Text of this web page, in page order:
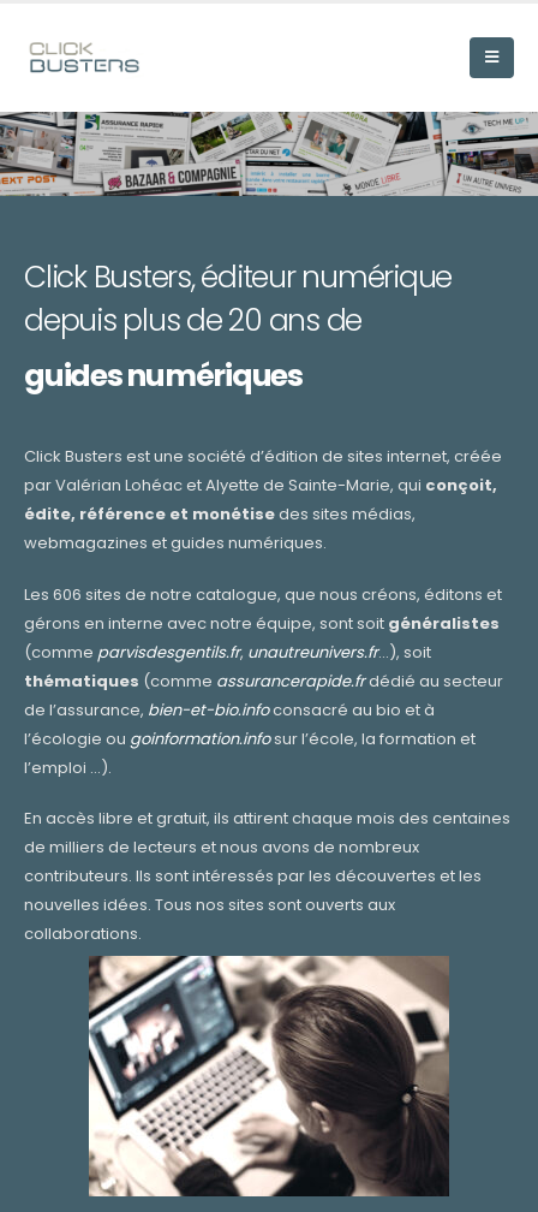
Click Busters, éditeur numérique
depuis plus de 20 ans de
guides numériques
Click Busters est une société d’édition de sites internet, créée
par Valérian Lohéac et Alyette de Sainte-Marie, qui conçoit,
édite, référence et monétisedes sites médias,
webmagazines et guides numériques.
Les 606 sites de notre catalogue, que nous créons, éditons et
gérons en interne avec notre équipe, sont soit généralistes
(comme parvisdesgentils.fr, unautreunivers.fr…), soit
thématiques (comme assurancerapide.frdédié au secteur
de l’assurance, bien-et-bio.infoconsacré au bio et à
l’écologie ou goinformation.infosur l’école, la formation et
l’emploi …).
En accès libre et gratuit, ils attirent chaque mois des centaines
de milliers de lecteurs et nous avons de nombreux
contributeurs. Ils sont intéressés par les découvertes et les
nouvelles idées. Tous nos sites sont ouverts aux
collaborations.